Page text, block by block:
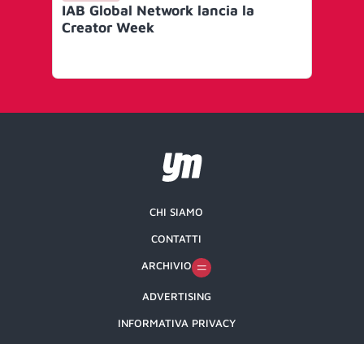
IAB Global Network lancia la
Creator Week
CHI SIAMO
CONTATTI
ARCHIVIO
ADVERTISING
INFORMATIVA PRIVACY